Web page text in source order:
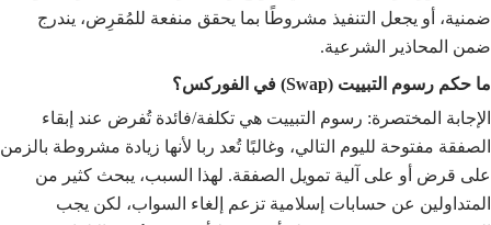
ضمنية، أو يجعل التنفيذ مشروطًا بما يحقق منفعة للمُقرِض، يندرج
ضمن المحاذير الشرعية.
ما حكم رسوم التبييت (Swap) في الفوركس؟
الإجابة المختصرة: رسوم التبييت هي تكلفة/فائدة تُفرض عند إبقاء
الصفقة مفتوحة لليوم التالي، وغالبًا تُعد ربا لأنها زيادة مشروطة بالزمن
على قرض أو على آلية تمويل الصفقة. لهذا السبب، يبحث كثير من
المتداولين عن حسابات إسلامية تزعم إلغاء السواب، لكن يجب